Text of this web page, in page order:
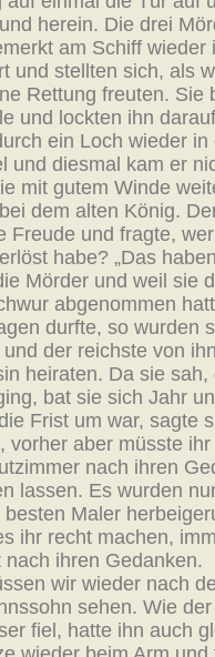
herein. Die drei
am Schiff wieder
und stellten sich, als
Rettung freuten. Sie
und lockten ihn
ein Loch wieder in
und diesmal kam er
mit gutem Winde
dem alten König.
Freude und fragte,
habe? „Das
Mörder und weil sie
abgenommen
durfte, so wurden
der reichste von
heiraten. Da sie
bat sie sich Jahr
Frist um war, sagte
vorher aber müsste
nach ihren
lassen. Es wurden
besten Maler
ihr recht machen,
nach ihren Gedanken.
wir wieder nach
sehen. Wie
fiel, hatte ihn auch